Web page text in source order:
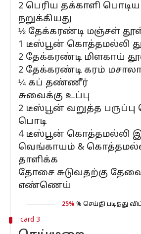
2 பெரிய தக்காளி
நறுக்கியது
½ தேக்கரண்டி மஞ்சள்
1 டீஸ்பூன் கொத்தமல்லி
2 தேக்கரண்டி மிளகாய்
2 தேக்கரண்டி கரம்
¼ கப் தண்ணீர்
சுவைக்கு உப்பு
2 டீஸ்பூன் வறுத்த
பொடி
4 டீஸ்பூன் கொத்தமல்லி
வெங்காயம் &
தாளிக்க
தோசை சுடுவதற்கு
எண்ணெய்
25% % செய்தி படித்து
card 3